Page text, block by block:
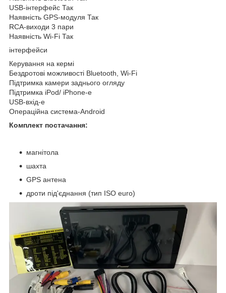
USB-інтерфейс Так
Наявність GPS-модуля Так
RCA-виходи 3 пари
Наявність Wi-Fi Так
інтерфейси
Керування на кермі
Бездротові можливості Bluetooth, Wi-Fi
Підтримка камери заднього огляду
Підтримка iPod/ iPhone-е
USB-вхід-е
Операційна система-Android
Комплект постачання:
магнітола
шахта
GPS антена
дроти під'єднання (тип ISO euro)